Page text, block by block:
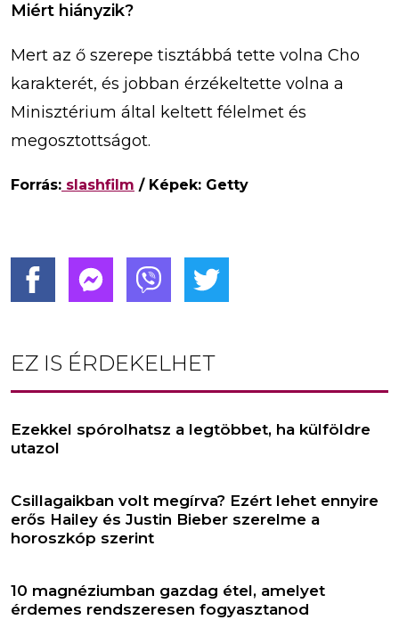
Miért hiányzik?
Mert az ő szerepe tisztábbá tette volna Cho
karakterét, és jobban érzékeltette volna a
Minisztérium által keltett félelmet és
megosztottságot.
Forrás: slashfilm / Képek: Getty
EZ IS ÉRDEKELHET
Ezekkel spórolhatsz a legtöbbet, ha külföldre
utazol
Csillagaikban volt megírva? Ezért lehet ennyire
erős Hailey és Justin Bieber szerelme a
horoszkóp szerint
10 magnéziumban gazdag étel, amelyet
érdemes rendszeresen fogyasztanod